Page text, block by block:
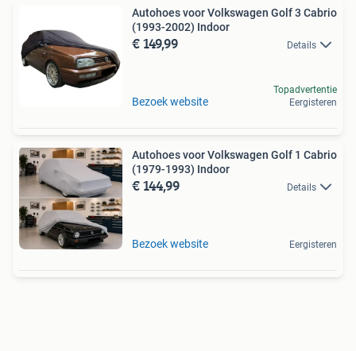
Autohoes voor Volkswagen Golf 3 Cabrio
(1993-2002) Indoor
€ 149,99 Details
Bezoek website
Topadvertentie
Eergisteren
Autohoes voor Volkswagen Golf 1 Cabrio
(1979-1993) Indoor
€ 144,99 Details
Bezoek website Eergisteren